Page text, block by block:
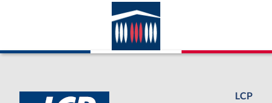
LCP